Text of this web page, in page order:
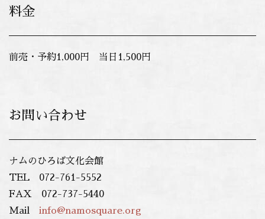
料金
前売・予約1,000円 当日1,500円
お問い合わせ
ナムのひろば文化会館
TEL 072-761-5552
FAX 072-737-5440
Mail info@namosquare.org